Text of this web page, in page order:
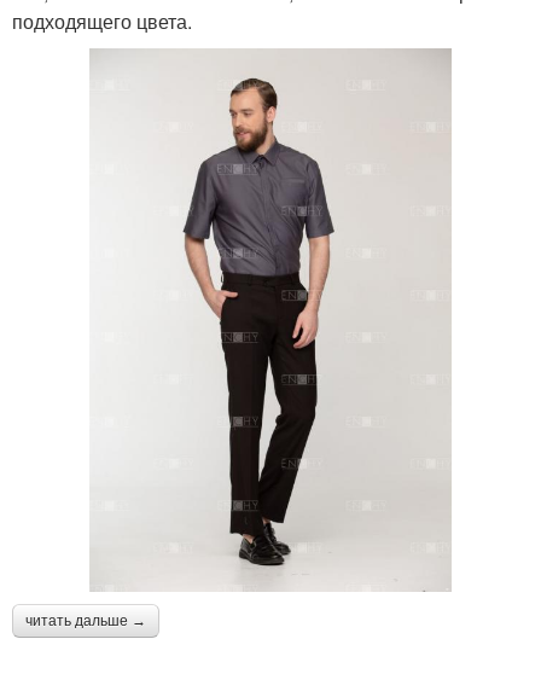
подходящего цвета.
читать дальше →